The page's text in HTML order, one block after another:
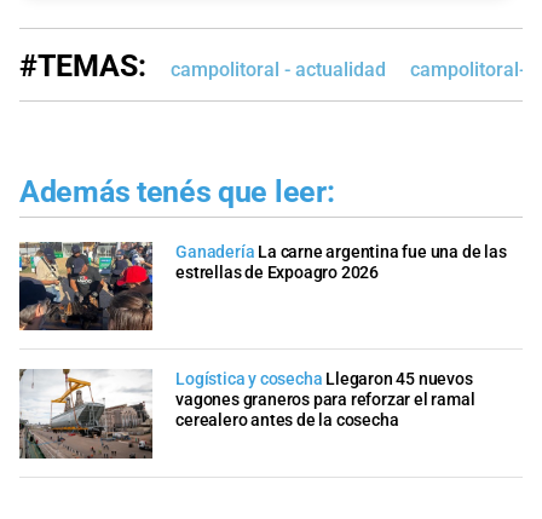
#TEMAS: campolitoral - actualidad campolitoral-
Además tenés que leer:
Ganadería La carne argentina fue una de las
estrellas de Expoagro 2026
Logística y cosecha Llegaron 45 nuevos
vagones graneros para reforzar el ramal
cerealero antes de la cosecha